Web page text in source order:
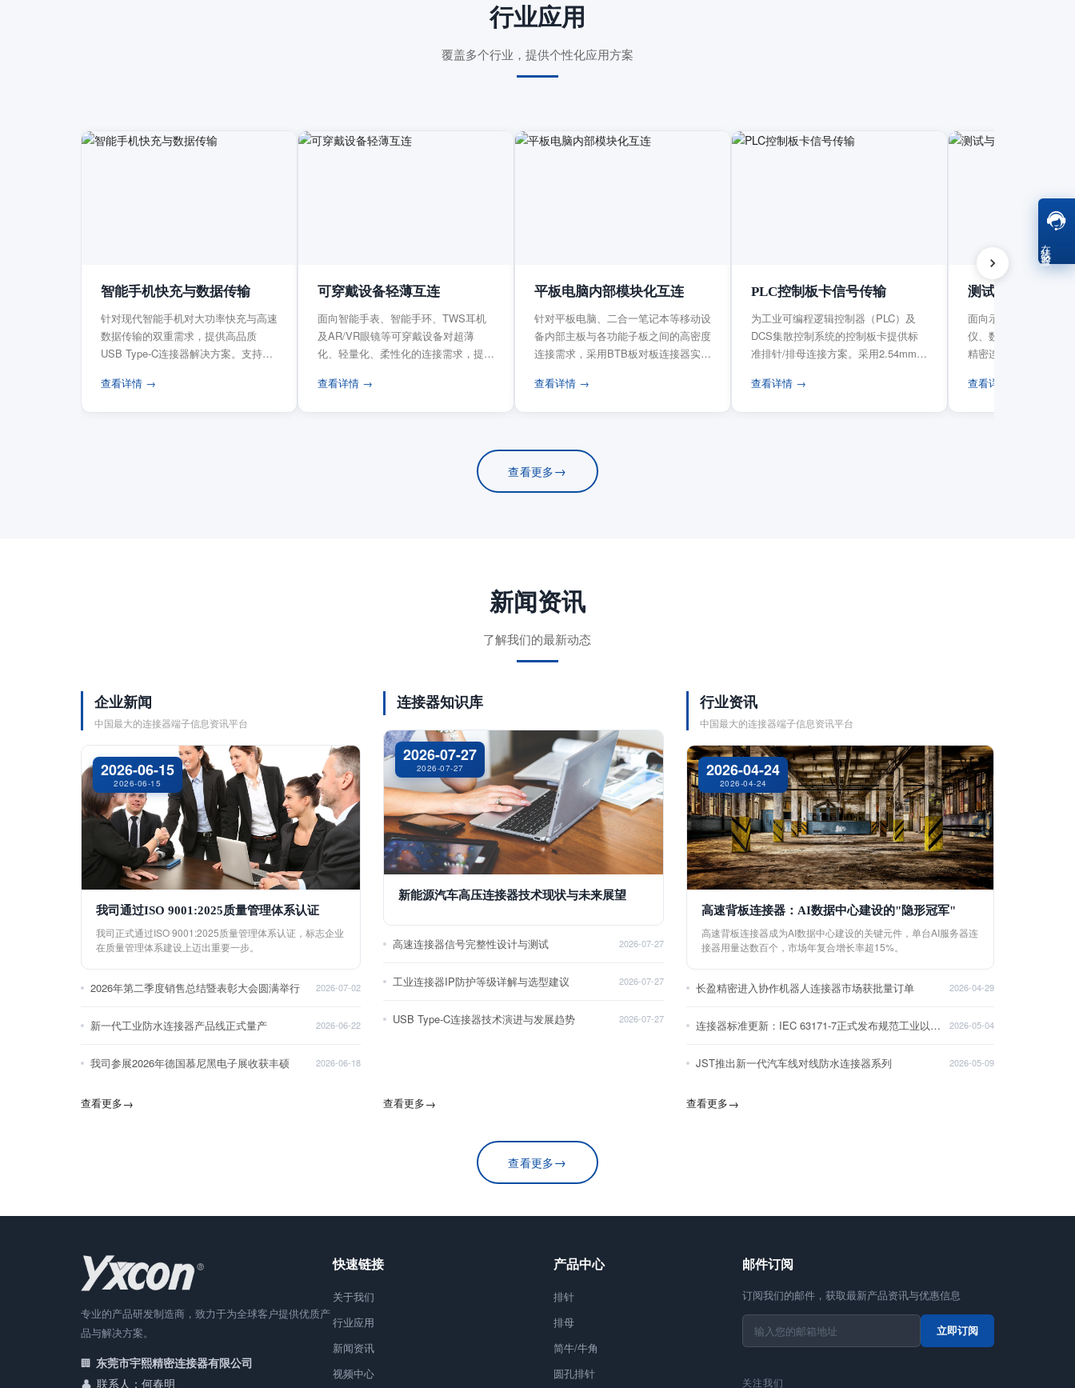
行业应用
覆盖多个行业，提供个性化应用方案
智能手机快充与数据传输
针对现代智能手机对大功率快充与高速
数据传输的双重需求，提供高品质
USB Type-C连接器解决方案。支持
查看详情 →
可穿戴设备轻薄互连
面向智能手表、智能手环、TWS耳机
及AR/VR眼镜等可穿戴设备对超薄
化、轻量化、柔性化的连接需求，提供
查看详情 →
平板电脑内部模块化互连
针对平板电脑、二合一笔记本等移动设
备内部主板与各功能子板之间的高密度
连接需求，采用BTB板对板连接器实现
查看详情 →
PLC控制板卡信号传输
为工业可编程逻辑控制器（PLC）及
DCS集散控制系统的控制板卡提供标
准排针/排母连接方案。采用2.54mm标
查看详情 →
测试与测量设备
面向示波器、信号发
仪、数据采集卡等电
精密连接需求，提供
查看详情 →
查看更多→
新闻资讯
了解我们的最新动态
企业新闻
中国最大的连接器端子信息资讯平台
2026-06-15
2026-06-15
我司通过ISO 9001:2025质量管理体系认证
我司正式通过ISO 9001:2025质量管理体系认证，标志企业
在质量管理体系建设上迈出重要一步。
2026年第二季度销售总结暨表彰大会圆满举行 2026-07-02
新一代工业防水连接器产品线正式量产 2026-06-22
我司参展2026年德国慕尼黑电子展收获丰硕 2026-06-18
查看更多→
连接器知识库
2026-07-27
2026-07-27
新能源汽车高压连接器技术现状与未来展望
高速连接器信号完整性设计与测试 2026-07-27
工业连接器IP防护等级详解与选型建议 2026-07-27
USB Type-C连接器技术演进与发展趋势 2026-07-27
查看更多→
行业资讯
中国最大的连接器端子信息资讯平台
2026-04-24
2026-04-24
高速背板连接器：AI数据中心建设的"隐形冠军"
高速背板连接器成为AI数据中心建设的关键元件，单台AI服务器连
接器用量达数百个，市场年复合增长率超15%。
长盈精密进入协作机器人连接器市场获批量订单 2026-04-29
连接器标准更新：IEC 63171-7正式发布规范工业以太网接口 2026-05-04
JST推出新一代汽车线对线防水连接器系列 2026-05-09
查看更多→
查看更多→
专业的产品研发制造商，致力于为全球客户提供优质产
品与解决方案。
东莞市宇熙精密连接器有限公司
联系人：何春明
快速链接
关于我们
行业应用
新闻资讯
视频中心
产品中心
排针
排母
简牛/牛角
圆孔排针
邮件订阅
订阅我们的邮件，获取最新产品资讯与优惠信息
立即订阅
关注我们
在线客服